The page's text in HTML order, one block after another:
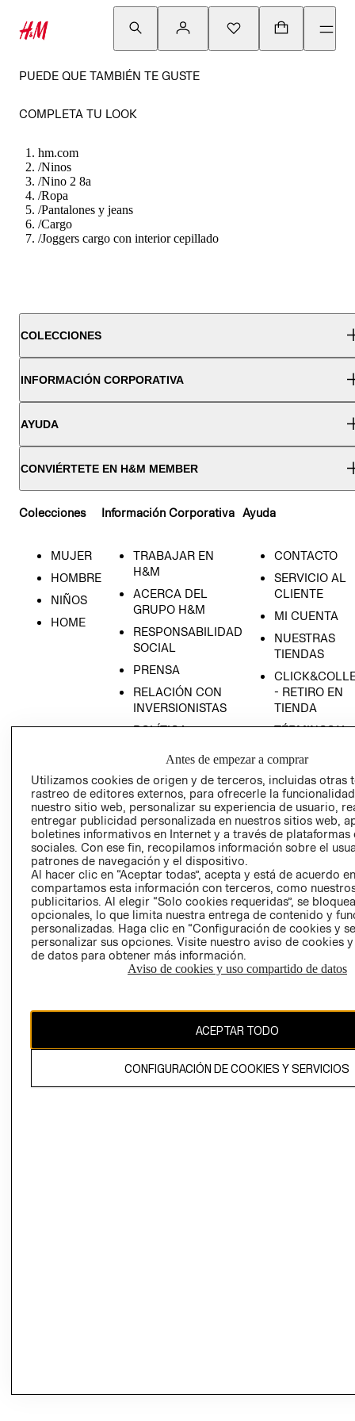
PUEDE QUE TAMBIÉN TE GUSTE
COMPLETA TU LOOK
hm.com
/Ninos
/Nino 2 8a
/Ropa
/Pantalones y jeans
/Cargo
/Joggers cargo con interior cepillado
COLECCIONES
INFORMACIÓN CORPORATIVA
AYUDA
CONVIÉRTETE EN H&M MEMBER
Colecciones
MUJER
HOMBRE
NIÑOS
HOME
Información Corporativa
TRABAJAR EN
H&M
ACERCA DEL
GRUPO H&M
RESPONSABILIDAD
SOCIAL
PRENSA
RELACIÓN CON
INVERSIONISTAS
POLÍTICA
Ayuda
CONTACTO
SERVICIO AL
CLIENTE
MI CUENTA
NUESTRAS
TIENDAS
- RETIRO EN
TIENDA
TÉRMINOS Y
AVISO DE
PRIVACIDAD
GIFT CARD
AVISO DE
COOKIES
Chile ($)
El contenido de esta página web está protegido por copyright y es
propiedad de H&M Hennes & Mauritz AB.
Antes de empezar a comprar
Utilizamos cookies de origen y de terceros, incluidas otras
rastreo de editores externos, para ofrecerle la
nuestro sitio web, personalizar su experiencia de usuario,
entregar publicidad personalizada en nuestros sitios web,
boletines informativos en Internet y a través de plataformas
sociales. Con ese fin, recopilamos información sobre el
patrones de navegación y el dispositivo.
Al hacer clic en “Aceptar todas”, acepta y está de acuerdo
compartamos esta información con terceros, como
publicitarios. Al elegir “Solo cookies requeridas”, se
opcionales, lo que limita nuestra entrega de contenido y
personalizadas. Haga clic en “Configuración de cookies y
personalizar sus opciones. Visite nuestro aviso de cookies
de datos para obtener más información.
Aviso de cookies y uso compartido de datos
ACEPTAR TODO
CONFIGURACIÓN DE COOKIES Y SERVICIOS